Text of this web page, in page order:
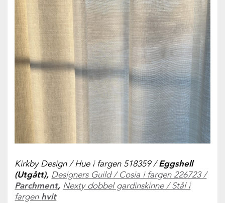
Kirkby Design / Hue i fargen 518359 /Eggshell
(Utgått), Designers Guild / Cosia i fargen 226723 /
Parchment, Nexty dobbel gardinskinne / Stål i
fargen hvit